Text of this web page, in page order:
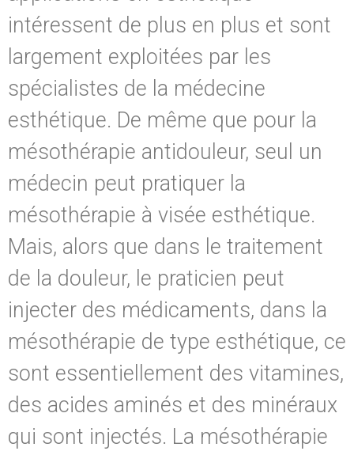
intéressent de plus en plus et sont
largement exploitées par les
spécialistes de la médecine
esthétique. De même que pour la
mésothérapie antidouleur, seul un
médecin peut pratiquer la
mésothérapie à visée esthétique.
Mais, alors que dans le traitement
de la douleur, le praticien peut
injecter des médicaments, dans la
mésothérapie de type esthétique, ce
sont essentiellement des vitamines,
des acides aminés et des minéraux
qui sont injectés. La mésothérapie